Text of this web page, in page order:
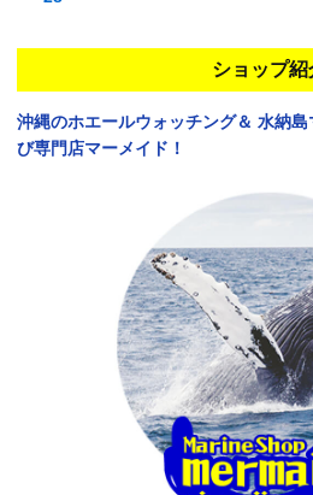
ショップ紹
沖縄のホエールウォッチング＆ 水納島
び専門店マーメイド！